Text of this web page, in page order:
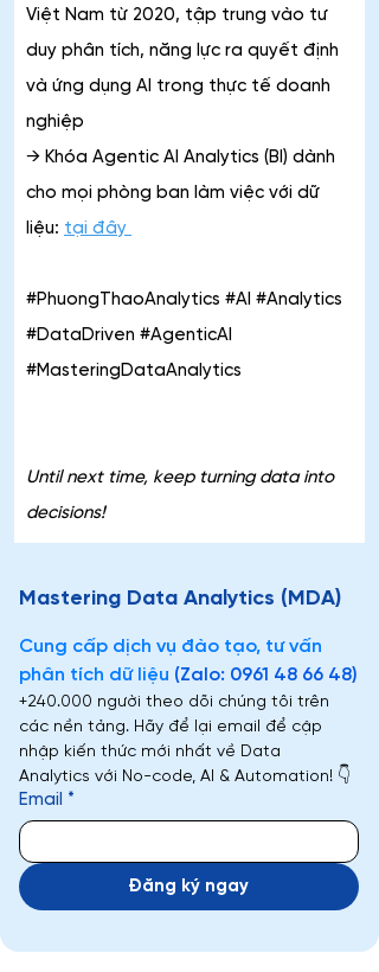
Việt Nam từ 2020, tập trung vào tư
duy phân tích, năng lực ra quyết định
và ứng dụng AI trong thực tế doanh
nghiệp
→ Khóa Agentic AI Analytics (BI) dành
cho mọi phòng ban làm việc với dữ
liệu: tại đây
#PhuongThaoAnalytics #AI #Analytics
#DataDriven #AgenticAI
#MasteringDataAnalytics
Until next time, keep turning data into
decisions!
Mastering Data Analytics (MDA)
Cung cấp dịch vụ đào tạo, tư vấn
phân tích dữ liệu (Zalo: 0961 48 66 48)
+240.000 người theo dõi chúng tôi trên
các nền tảng. Hãy để lại email để cập
nhập kiến thức mới nhất về Data
Analytics với No-code, AI & Automation! 👇
Email *
Đăng ký ngay